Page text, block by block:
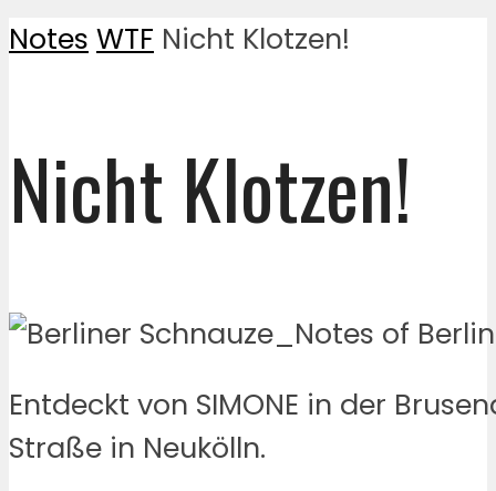
Notes WTF Nicht Klotzen!
Nicht Klotzen!
Entdeckt von SIMONE in der
Straße in Neukölln.